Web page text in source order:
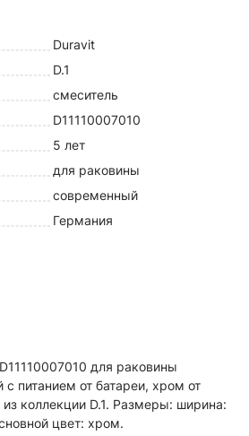
Duravit
D.1
смеситель
D11110007010
5 лет
для раковины
современный
Германия
для раковины
питанием от батареи, хром от
из коллекции D.1. Размеры: ширина:
цвет: хром.